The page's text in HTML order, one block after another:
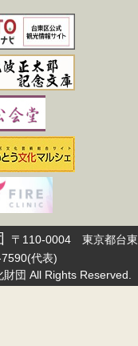
〒110-0004 東京都台東
代表)
団 All Rights Reserved.